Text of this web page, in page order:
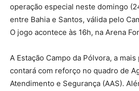
operação especial neste domingo
entre Bahia e Santos, válida pelo
O jogo acontece às 16h, na Arena
A Estação Campo da Pólvora, a
contará com reforço no quadro de
Atendimento e Segurança (AAS).